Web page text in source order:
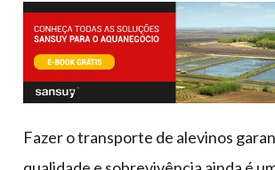
mercado
automotivo
móveis,
calçados,
epi's
e
de
caminhoneiro
Fazer o transporte de alevinos